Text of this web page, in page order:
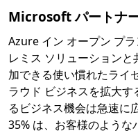
Microsoft パートナ
Azure イン オープン プ
レミス ソリューション
加できる使い慣れたライ
ラウド ビジネスを拡大
るビジネス機会は急速に
35% は、お客様のような